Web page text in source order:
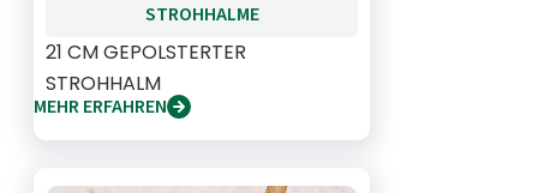
STROHHALME
21 CM GEPOLSTERTER
STROHHALM
MEHR ERFAHREN